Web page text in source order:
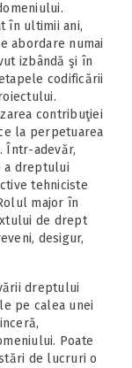
în ultimii ani,
abordare numai
izbândă şi în
codificării
contribuţiei
la perpetuarea
Într-adevăr,
a dreptului
tehniciste
major în
de drept
desigur,
dreptului
pe calea unei
Poate
de lucruri o